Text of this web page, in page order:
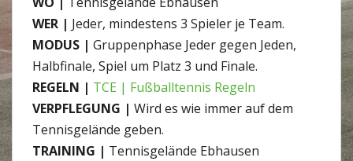
WER | Jeder, mindestens 3 Spieler je Team.
MODUS | Gruppenphase Jeder gegen Jeden,
Halbfinale, Spiel um Platz 3 und Finale.
REGELN | TCE | Fußballtennis Regeln
VERPFLEGUNG | Wird es wie immer auf dem
Tennisgelände geben.
TRAINING | Tennisgelände Ebhausen